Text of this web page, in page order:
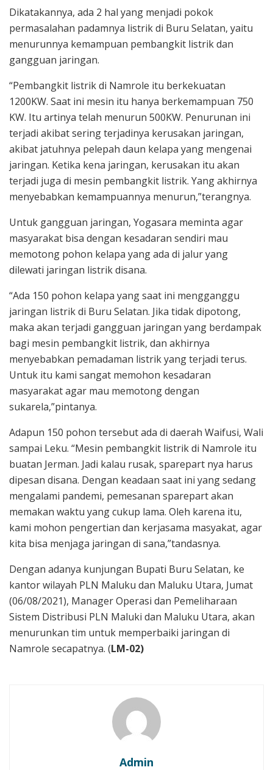
Dikatakannya, ada 2 hal yang menjadi pokok
permasalahan padamnya listrik di Buru Selatan, yaitu
menurunnya kemampuan pembangkit listrik dan
gangguan jaringan.
“Pembangkit listrik di Namrole itu berkekuatan
1200KW. Saat ini mesin itu hanya berkemampuan 750
KW. Itu artinya telah menurun 500KW. Penurunan ini
terjadi akibat sering terjadinya kerusakan jaringan,
akibat jatuhnya pelepah daun kelapa yang mengenai
jaringan. Ketika kena jaringan, kerusakan itu akan
terjadi juga di mesin pembangkit listrik. Yang akhirnya
menyebabkan kemampuannya menurun,”terangnya.
Untuk gangguan jaringan, Yogasara meminta agar
masyarakat bisa dengan kesadaran sendiri mau
memotong pohon kelapa yang ada di jalur yang
dilewati jaringan listrik disana.
“Ada 150 pohon kelapa yang saat ini mengganggu
jaringan listrik di Buru Selatan. Jika tidak dipotong,
maka akan terjadi gangguan jaringan yang berdampak
bagi mesin pembangkit listrik, dan akhirnya
menyebabkan pemadaman listrik yang terjadi terus.
Untuk itu kami sangat memohon kesadaran
masyarakat agar mau memotong dengan
sukarela,”pintanya.
Adapun 150 pohon tersebut ada di daerah Waifusi, Wali
sampai Leku. “Mesin pembangkit listrik di Namrole itu
buatan Jerman. Jadi kalau rusak, sparepart nya harus
dipesan disana. Dengan keadaan saat ini yang sedang
mengalami pandemi, pemesanan sparepart akan
memakan waktu yang cukup lama. Oleh karena itu,
kami mohon pengertian dan kerjasama masyakat, agar
kita bisa menjaga jaringan di sana,”tandasnya.
Dengan adanya kunjungan Bupati Buru Selatan, ke
kantor wilayah PLN Maluku dan Maluku Utara, Jumat
(06/08/2021), Manager Operasi dan Pemeliharaan
Sistem Distribusi PLN Maluki dan Maluku Utara, akan
menurunkan tim untuk memperbaiki jaringan di
Namrole secapatnya. (LM-02)
Admin